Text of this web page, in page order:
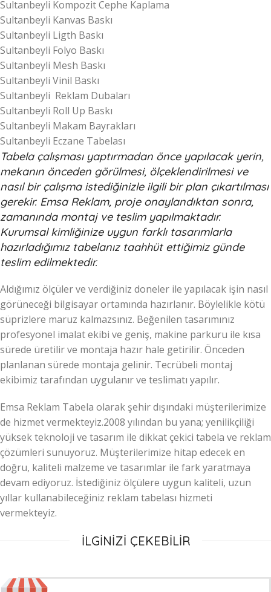
Sultanbeyli Kompozit Cephe Kaplama
Sultanbeyli Kanvas Baskı
Sultanbeyli Ligth Baskı
Sultanbeyli Folyo Baskı
Sultanbeyli Mesh Baskı
Sultanbeyli Vinil Baskı
Sultanbeyli Reklam Dubaları
Sultanbeyli Roll Up Baskı
Sultanbeyli Makam Bayrakları
Sultanbeyli Eczane Tabelası
Tabela çalışması yaptırmadan önce yapılacak yerin,
mekanın önceden görülmesi, ölçeklendirilmesi ve
nasıl bir çalışma istediğinizle ilgili bir plan çıkartılması
gerekir. Emsa Reklam, proje onaylandıktan sonra,
zamanında montaj ve teslim yapılmaktadır.
Kurumsal kimliğinize uygun farklı tasarımlarla
hazırladığımız tabelanız taahhüt ettiğimiz günde
teslim edilmektedir.
Aldığımız ölçüler ve verdiğiniz doneler ile yapılacak işin nasıl
görüneceği bilgisayar ortamında hazırlanır. Böylelikle kötü
süprizlere maruz kalmazsınız. Beğenilen tasarımınız
profesyonel imalat ekibi ve geniş, makine parkuru ile kısa
sürede üretilir ve montaja hazır hale getirilir. Önceden
planlanan sürede montaja gelinir. Tecrübeli montaj
ekibimiz tarafından uygulanır ve teslimatı yapılır.
Emsa Reklam Tabela olarak şehir dışındaki müşterilerimize
de hizmet vermekteyiz.2008 yılından bu yana; yenilikçiliği
yüksek teknoloji ve tasarım ile dikkat çekici tabela ve reklam
çözümleri sunuyoruz. Müşterilerimize hitap edecek en
doğru, kaliteli malzeme ve tasarımlar ile fark yaratmaya
devam ediyoruz. İstediğiniz ölçülere uygun kaliteli, uzun
yıllar kullanabileceğiniz reklam tabelası hizmeti
vermekteyiz.
İLGİNİZİ ÇEKEBİLİR